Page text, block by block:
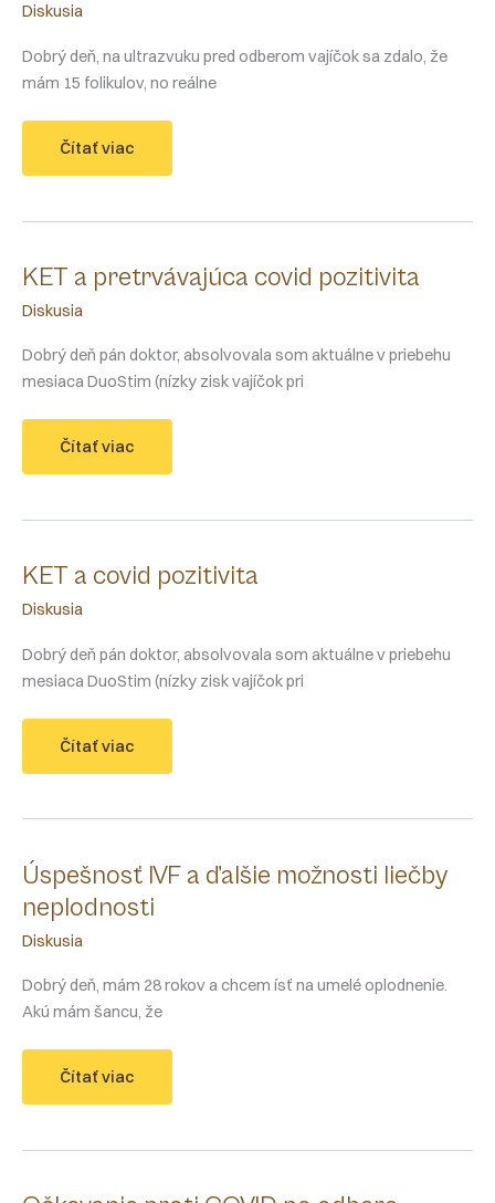
Diskusia
Dobrý deň, na ultrazvuku pred odberom vajíčok sa zdalo, že
mám 15 folikulov, no reálne
Prečo
mala
prázdne
Čítať viac
KET a pretrvávajúca covid pozitivita
Diskusia
Dobrý deň pán doktor, absolvovala som aktuálne v priebehu
mesiaca DuoStim (nízky zisk vajíčok pri
KET
pretrvávajúca
Čítať viac
KET a covid pozitivita
Diskusia
Dobrý deň pán doktor, absolvovala som aktuálne v priebehu
mesiaca DuoStim (nízky zisk vajíčok pri
KET
covid
Čítať viac
Úspešnosť IVF a ďalšie možnosti liečby
neplodnosti
Diskusia
Dobrý deň, mám 28 rokov a chcem ísť na umelé oplodnenie.
Akú mám šancu, že
Úspešnosť
a
liečby
Čítať viac